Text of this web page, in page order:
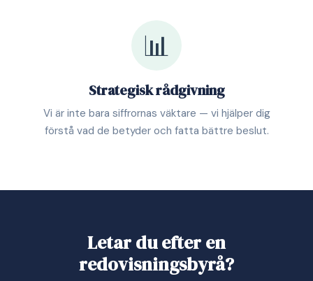
📊
Strategisk rådgivning
Vi är inte bara siffrornas väktare — vi hjälper dig
förstå vad de betyder och fatta bättre beslut.
Letar du efter en
redovisningsbyrå?